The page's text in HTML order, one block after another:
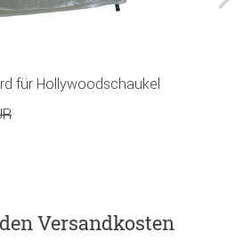
für Hollywoodschaukel
Versandkosten